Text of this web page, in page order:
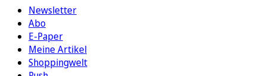
Newsletter
Abo
E-Paper
Meine Artikel
Shoppingwelt